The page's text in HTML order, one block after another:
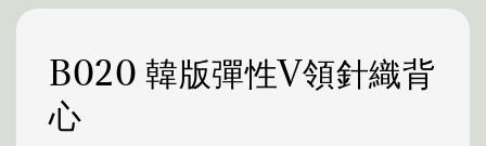
B020 韓版彈性V領針織背
心